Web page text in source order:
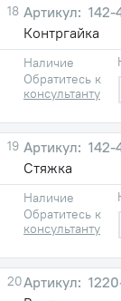
18
Контргайка
Наличие
Обратитесь к
консультанту
19
142-
Стяжка
Наличие
Обратитесь к
консультанту
20